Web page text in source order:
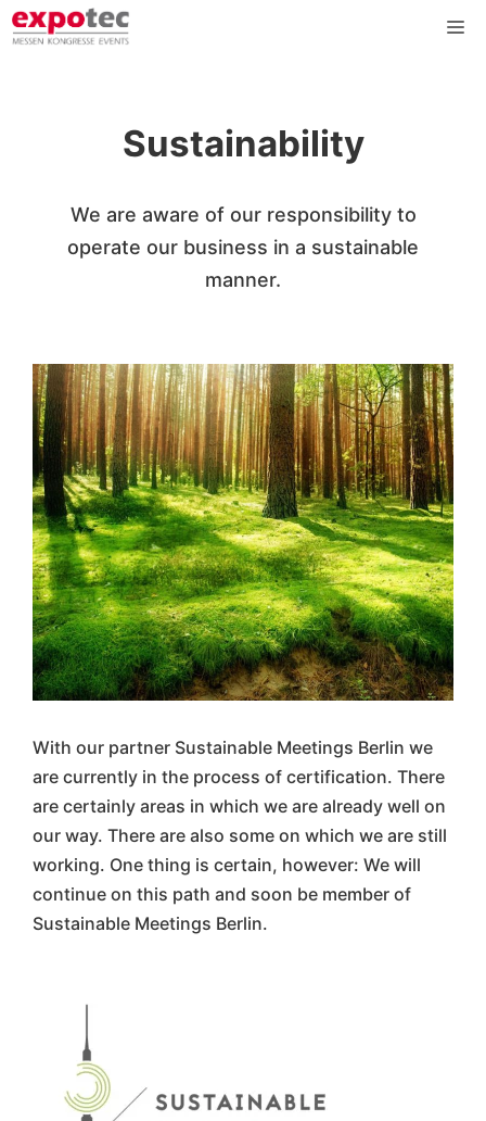
Skip
to
Sustainability
We are aware of our responsibility to
operate our business in a sustainable
manner.
With our partner Sustainable Meetings Berlin we
are currently in the process of certification. There
are certainly areas in which we are already well on
our way. There are also some on which we are still
working. One thing is certain, however: We will
continue on this path and soon be member of
Sustainable Meetings Berlin.